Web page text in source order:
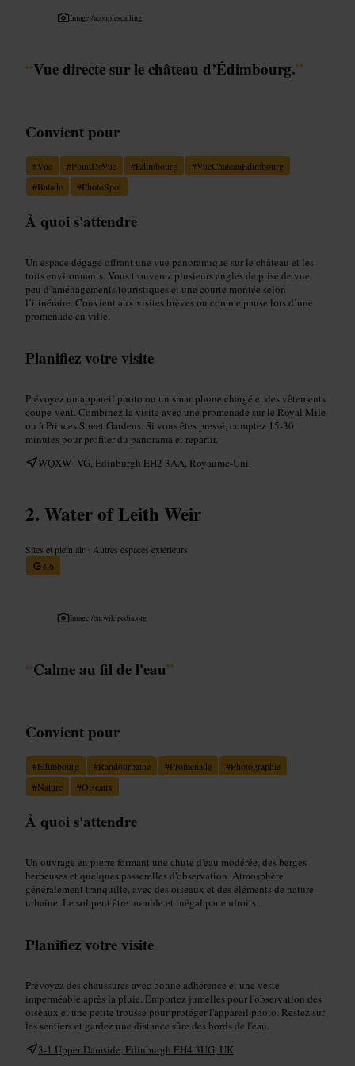
Image /acouplescalling
“Vue directe sur le château d’Édimbourg.”
Convient pour
#Vue #PointDeVue #Edimbourg #VueChateauEdimbourg
#Balade #PhotoSpot
À quoi s'attendre
Un espace dégagé offrant une vue panoramique sur le château et les
toits environnants. Vous trouverez plusieurs angles de prise de vue,
peu d’aménagements touristiques et une courte montée selon
l’itinéraire. Convient aux visites brèves ou comme pause lors d’une
promenade en ville.
Planifiez votre visite
Prévoyez un appareil photo ou un smartphone chargé et des vêtements
coupe-vent. Combinez la visite avec une promenade sur le Royal Mile
ou à Princes Street Gardens. Si vous êtes pressé, comptez 15-30
minutes pour profiter du panorama et repartir.
WQXW+VG, Edinburgh EH2 3AA, Royaume-Uni
Water of Leith Weir
Sites et plein air • Autres espaces extérieurs
4,6
Image /en.wikipedia.org
“Calme au fil de l'eau”
Convient pour
#Edimbourg #Randourbaine #Promenade #Photographie
#Nature #Oiseaux
À quoi s'attendre
Un ouvrage en pierre formant une chute d'eau modérée, des berges
herbeuses et quelques passerelles d'observation. Atmosphère
généralement tranquille, avec des oiseaux et des éléments de nature
urbaine. Le sol peut être humide et inégal par endroits.
Planifiez votre visite
Prévoyez des chaussures avec bonne adhérence et une veste
imperméable après la pluie. Emportez jumelles pour l'observation des
oiseaux et une petite trousse pour protéger l'appareil photo. Restez sur
les sentiers et gardez une distance sûre des bords de l'eau.
3-1 Upper Damside, Edinburgh EH4 3UG, UK